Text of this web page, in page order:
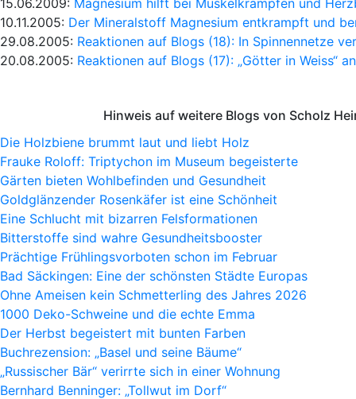
10.11.2005: Der Mineralstoff Magnesium entkrampft und
29.08.2005: Reaktionen auf Blogs (18): In Spinnennetze
20.08.2005: Reaktionen auf Blogs (17): „Götter in Weiss“
Hinweis auf weitere Blogs von Scholz
Die Holzbiene brummt laut und liebt Holz
Frauke Roloff: Triptychon im Museum begeisterte
Gärten bieten Wohlbefinden und Gesundheit
Goldglänzender Rosenkäfer ist eine Schönheit
Eine Schlucht mit bizarren Felsformationen
Bitterstoffe sind wahre Gesundheitsbooster
Prächtige Frühlingsvorboten schon im Februar
Bad Säckingen: Eine der schönsten Städte Europas
Ohne Ameisen kein Schmetterling des Jahres 2026
1000 Deko-Schweine und die echte Emma
Der Herbst begeistert mit bunten Farben
Buchrezension: „Basel und seine Bäume“
„Russischer Bär“ verirrte sich in einer Wohnung
Bernhard Benninger: „Tollwut im Dorf“